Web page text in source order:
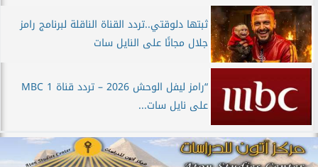
ثبتها دلوقتي..تردد القناة الناقلة لبرنامج رامز
جلال مجانًا على النايل سات
“رامز ليفل الوحش 2026 – تردد قناة MBC 1
على نايل سات...